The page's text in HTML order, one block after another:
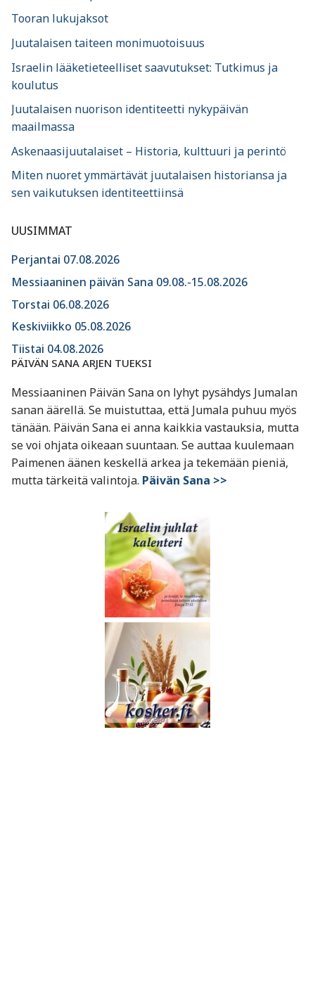
Tooran lukujaksot
Juutalaisen taiteen monimuotoisuus
Israelin lääketieteelliset saavutukset: Tutkimus ja
koulutus
Juutalaisen nuorison identiteetti nykypäivän
maailmassa
Askenaasijuutalaiset – Historia, kulttuuri ja perintö
Miten nuoret ymmärtävät juutalaisen historiansa ja
sen vaikutuksen identiteettiinsä
UUSIMMAT
Perjantai 07.08.2026
Messiaaninen päivän Sana 09.08.-15.08.2026
Torstai 06.08.2026
Keskiviikko 05.08.2026
Tiistai 04.08.2026
PÄIVÄN SANA ARJEN TUEKSI
Messiaaninen Päivän Sana on lyhyt pysähdys Jumalan
sanan äärellä. Se muistuttaa, että Jumala puhuu myös
tänään. Päivän Sana ei anna kaikkia vastauksia, mutta
se voi ohjata oikeaan suuntaan. Se auttaa kuulemaan
Paimenen äänen keskellä arkea ja tekemään pieniä,
mutta tärkeitä valintoja. Päivän Sana >>